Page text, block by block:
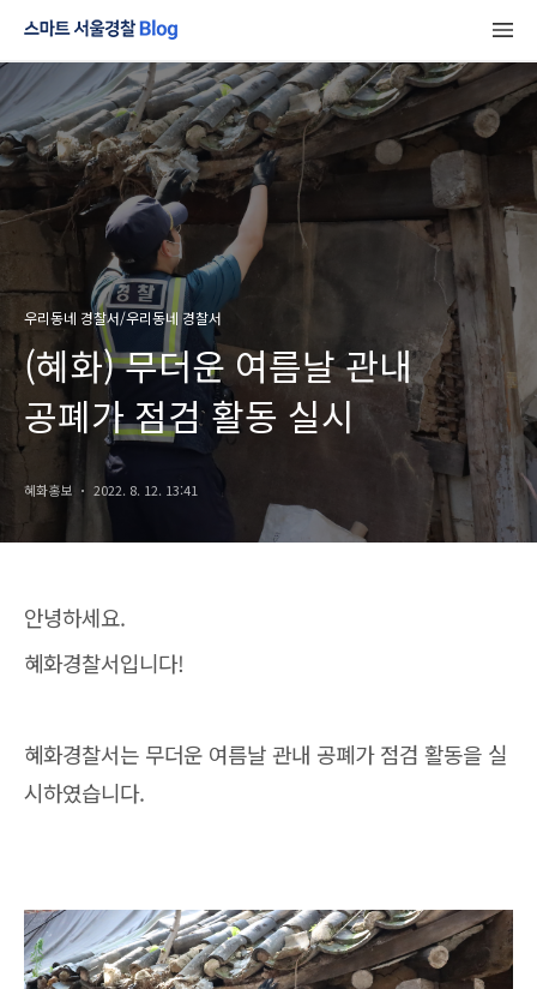
우리동네 경찰서/우리동네 경찰서
(혜화) 무더운 여름날 관내
공폐가 점검 활동 실시
혜화홍보 2022. 8. 12. 13:41
안녕하세요.
혜화경찰서입니다!
혜화경찰서는 무더운 여름날 관내 공폐가 점검 활동을 실
시하였습니다.